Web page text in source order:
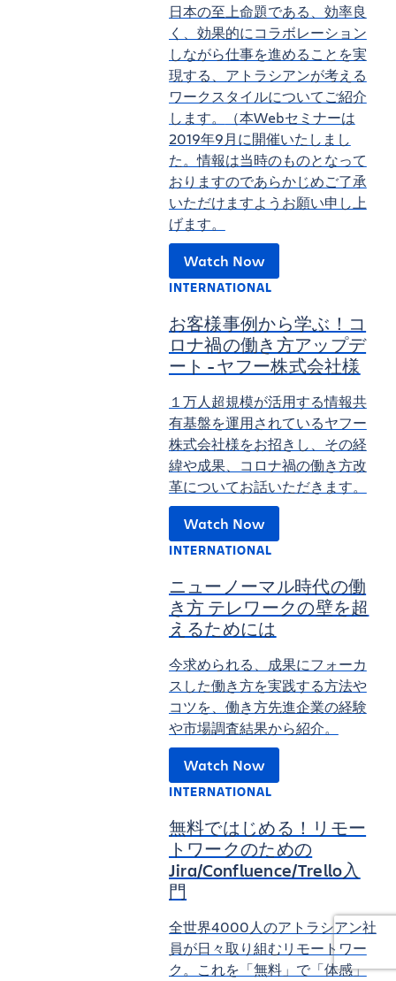
日本の至上命題である、効率良
く、効果的にコラボレーション
しながら仕事を進めることを実
現する、アトラシアンが考える
ワークスタイルについてご紹介
します。
（本Webセミナーは
2019年9月に開催いたしまし
た。情報は当時のものとなって
おりますのであらかじめご了承
いただけますようお願い申し上
げます。
Watch Now
INTERNATIONAL
お客様事例から学ぶ！コ
ロナ禍の働き方アップデ
ート - ヤフー株式会社様
１万人超規模が活用する情報共
有基盤を運用されているヤフー
株式会社様をお招きし、その経
緯や成果、コロナ禍の働き方改
革についてお話いただきます。
Watch Now
INTERNATIONAL
ニューノーマル時代の働
き方 テレワークの壁を超
えるためには
今求められる、成果にフォーカ
スした働き方を実践する方法や
コツを、働き方先進企業の経験
や市場調査結果から紹介。
Watch Now
INTERNATIONAL
無料ではじめる！リモー
トワークのための
Jira/Confluence/Trello入
門
全世界4000人のアトラシアン社
員が日々取り組むリモートワー
ク。これを「無料」で「体感」